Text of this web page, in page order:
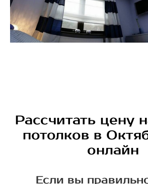
Рассчитать цену
потолков в
онлайн
Если вы